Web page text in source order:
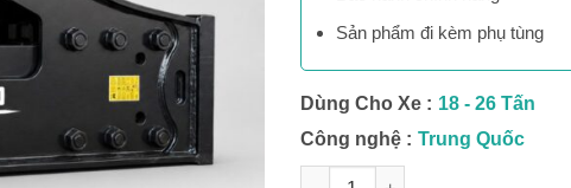
Sản phẩm đi kèm phụ tùng
Dùng Cho Xe : 18 - 26 Tấn
Công nghệ : Trung Quốc
Búa Phá Đá NS140 quantity